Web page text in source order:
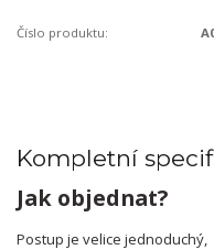
Číslo produktu:
Kompletní
Jak objednat?
Postup je velice jednoduchý,